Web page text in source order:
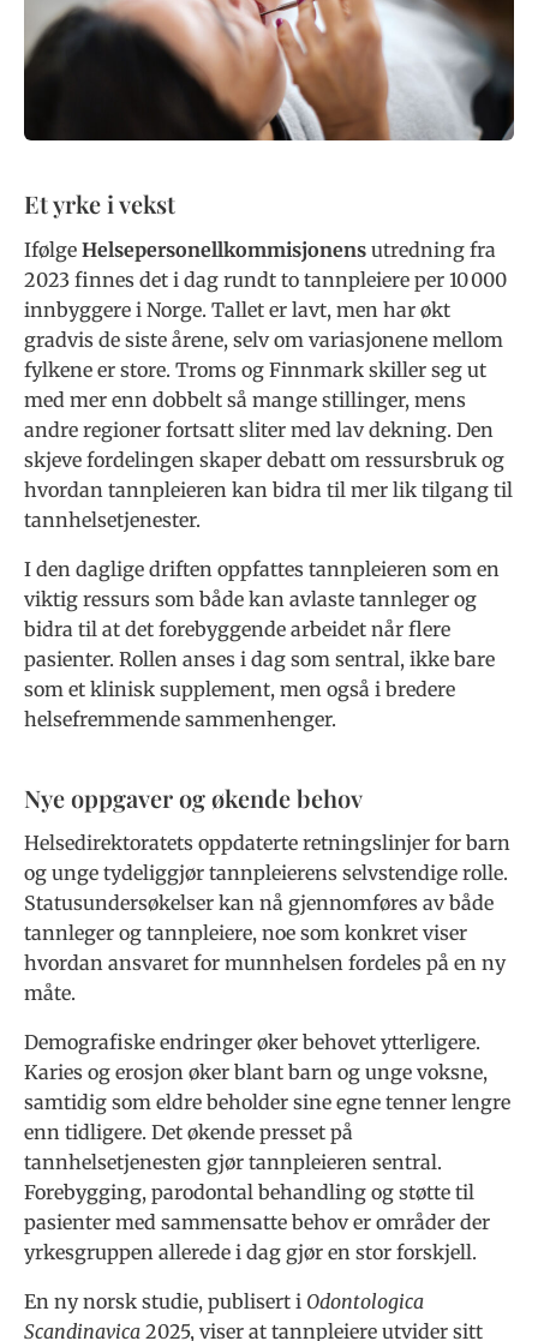
Et yrke i vekst
Ifølge Helsepersonellkommisjonens utredning fra
2023 finnes det i dag rundt to tannpleiere per 10 000
innbyggere i Norge. Tallet er lavt, men har økt
gradvis de siste årene, selv om variasjonene mellom
fylkene er store. Troms og Finnmark skiller seg ut
med mer enn dobbelt så mange stillinger, mens
andre regioner fortsatt sliter med lav dekning. Den
skjeve fordelingen skaper debatt om ressursbruk og
hvordan tannpleieren kan bidra til mer lik tilgang til
tannhelsetjenester.
I den daglige driften oppfattes tannpleieren som en
viktig ressurs som både kan avlaste tannleger og
bidra til at det forebyggende arbeidet når flere
pasienter. Rollen anses i dag som sentral, ikke bare
som et klinisk supplement, men også i bredere
helsefremmende sammenhenger.
Nye oppgaver og økende behov
Helsedirektoratets oppdaterte retningslinjer for barn
og unge tydeliggjør tannpleierens selvstendige rolle.
Statusundersøkelser kan nå gjennomføres av både
tannleger og tannpleiere, noe som konkret viser
hvordan ansvaret for munnhelsen fordeles på en ny
måte.
Demografiske endringer øker behovet ytterligere.
Karies og erosjon øker blant barn og unge voksne,
samtidig som eldre beholder sine egne tenner lengre
enn tidligere. Det økende presset på
tannhelsetjenesten gjør tannpleieren sentral.
Forebygging, parodontal behandling og støtte til
pasienter med sammensatte behov er områder der
yrkesgruppen allerede i dag gjør en stor forskjell.
En ny norsk studie, publisert i Odontologica
Scandinavica 2025, viser at tannpleiere utvider sitt